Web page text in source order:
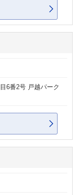
6番2号 戸越パーク